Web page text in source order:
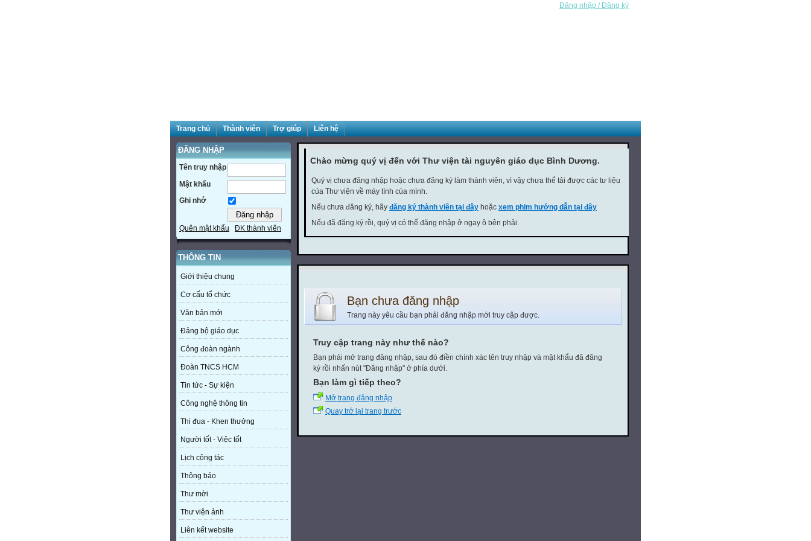
Đăng nhập / Đăng ký
Trang chủ Thành viên Trợ giúp Liên hệ
ĐĂNG NHẬP
Tên truy nhập
Mật khẩu
Ghi nhớ
Quên mật khẩu ĐK thành viên
THÔNG TIN
Giới thiệu chung
Cơ cấu tổ chức
Văn bản mới
Đảng bộ giáo dục
Công đoàn ngành
Đoàn TNCS HCM
Tin tức - Sự kiện
Công nghệ thông tin
Thi đua - Khen thưởng
Người tốt - Việc tốt
Lịch công tác
Thông báo
Thư mời
Thư viện ảnh
Liên kết website
Chào mừng quý vị đến với Thư viện tài nguyên giáo dục Bình Dương.
Quý vị chưa đăng nhập hoặc chưa đăng ký làm thành viên, vì vậy chưa thể tải được các tư liệu
của Thư viện về máy tính của mình.
Nếu chưa đăng ký, hãy đăng ký thành viên tại đây hoặc xem phim hướng dẫn tại đây
Nếu đã đăng ký rồi, quý vị có thể đăng nhập ở ngay ô bên phải.
Bạn chưa đăng nhập
Trang này yêu cầu bạn phải đăng nhập mới truy cập được.
Truy cập trang này như thế nào?
Bạn phải mở trang đăng nhập, sau đó điền chính xác tên truy nhập và mật khẩu đã đăng
ký rồi nhấn nút "Đăng nhập" ở phía dưới.
Bạn làm gì tiếp theo?
Mở trang đăng nhập
Quay trở lại trang trước